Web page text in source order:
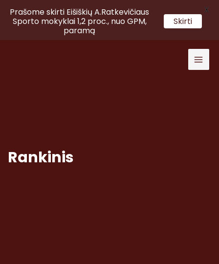
Rankinis
Prašome skirti Eišiškių A.Ratkevičiaus
Sporto mokyklai 1,2 proc., nuo GPM,
paramą
Skirti
X